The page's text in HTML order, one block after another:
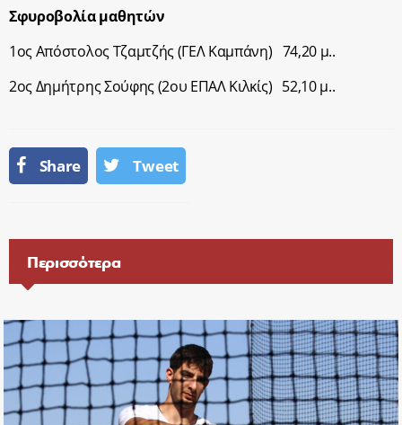
Σφυροβολία μαθητών
1οςΑπόστολος Τζαμτζής (ΓΕΛ Καμπάνη) 74,20 μ..
2οςΔημήτρης Σούφης (2ου ΕΠΑΛ Κιλκίς) 52,10 μ..
Share Tweet
Περισσότερα